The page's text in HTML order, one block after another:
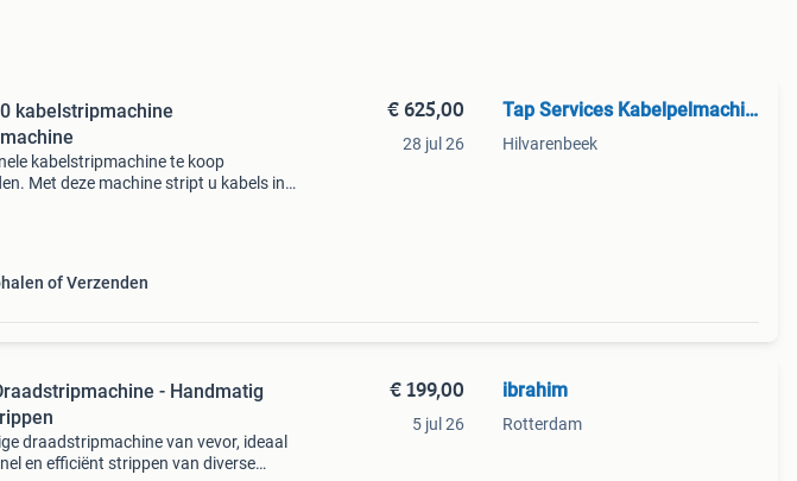
kabelstripmachine
kabelstripmachine te koop
Met deze machine stript u kabels in
of Verzenden
€ 625,00
28 jul 26
Tap Services Kabelpelmachines
Hilvarenbeek
- Handmatig
draadstripmachine van vevor, ideaal
en efficiënt strippen van diverse
€ 199,00
5 jul 26
ibrahim
Rotterdam